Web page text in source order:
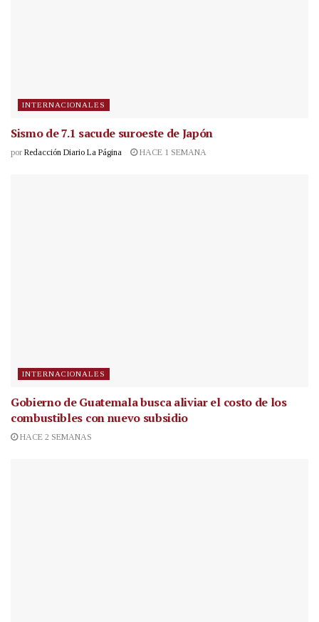
INTERNACIONALES
Sismo de 7.1 sacude suroeste de Japón
por Redacción Diario La Página HACE 1 SEMANA
INTERNACIONALES
Gobierno de Guatemala busca aliviar el costo de los
combustibles con nuevo subsidio
HACE 2 SEMANAS